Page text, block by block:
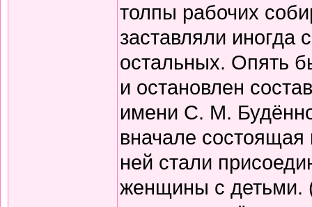
толпы рабочих
заставляли иногда
остальных. Опять
и остановлен
имени С. М.
вначале состоящая
ней стали
женщины с детьми.